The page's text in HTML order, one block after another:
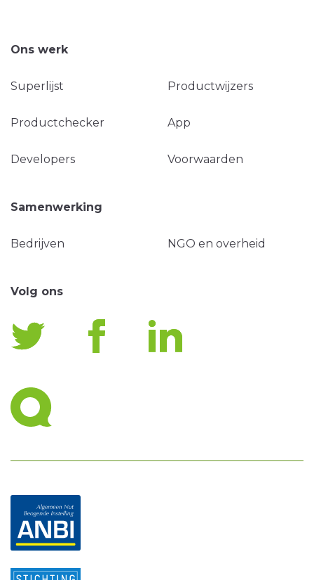
Ons werk
Superlijst Productwijzers
Productchecker App
Developers Voorwaarden
Samenwerking
Bedrijven NGO en overheid
Volg ons